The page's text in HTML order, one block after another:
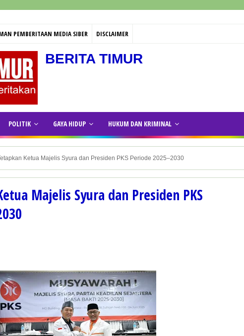
PEMBERITAAN MEDIA SIBER DISCLAIMER
BERITA TIMUR
POLITIK GAYA HIDUP HUKUM DAN KRIMINAL
Ketua Majelis Syura dan Presiden PKS Periode 2025–2030
Majelis Syura dan Presiden PKS